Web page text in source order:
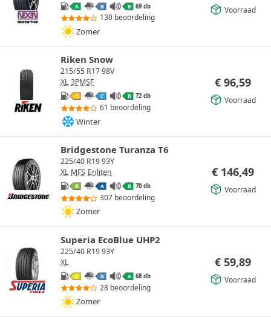
A B B 69 db
130 beoordeling
Zomer
Voorraad
Riken Snow
215/55 R17 98V
XL 3PMSF
D C B 72 db
61 beoordeling
Winter
€ 96,59
Voorraad
Bridgestone Turanza T6
225/40 R19 93Y
XL MFS Enliten
B A B 70 db
307 beoordeling
Zomer
€ 146,49
Voorraad
Superia EcoBlue UHP2
225/40 R19 93Y
XL
C B A 68 db
28 beoordeling
Zomer
€ 59,89
Voorraad